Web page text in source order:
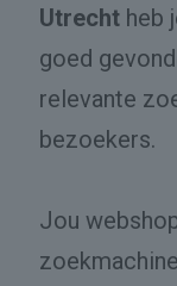
Utrecht heb
goed
relevante
bezoekers.
Jou